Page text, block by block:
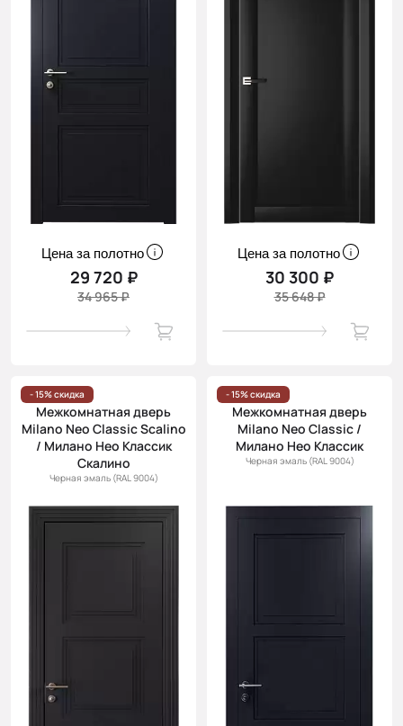
Цена за полотно
29 720 ₽
34 965 ₽
Цена за полотно
30 300 ₽
35 648 ₽
- 15% скидка
Межкомнатная дверь
Milano Neo Classic Scalino
/ Милано Нео Классик
Скалино
Черная эмаль (RAL 9004)
- 15% скидка
Межкомнатная дверь
Milano Neo Classic /
Милано Нео Классик
Черная эмаль (RAL 9004)